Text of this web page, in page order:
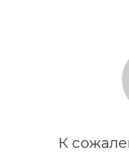
К